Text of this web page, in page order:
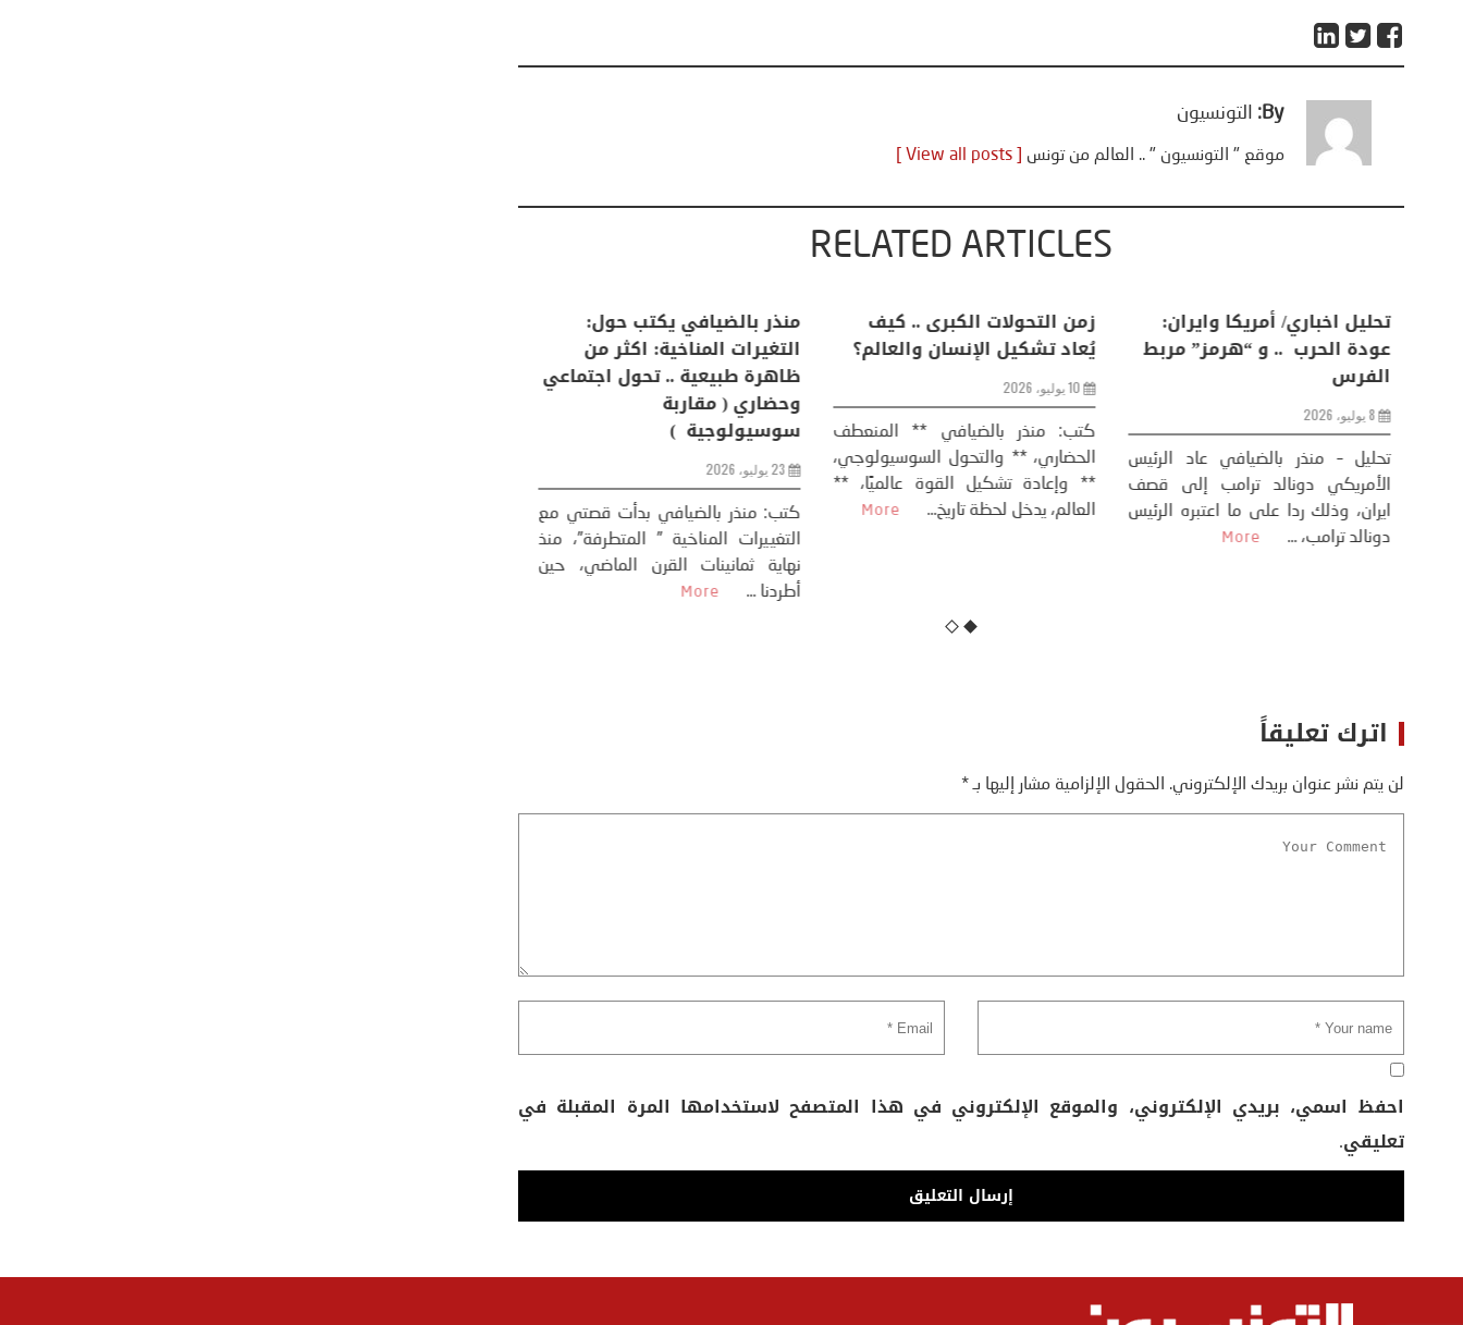
By: التونسيون
موقع " التونسيون " .. العالم من تونس [ View all posts ]
RELATED ARTICLES
منذر بالضيافي يكتب حول:
التغيرات المناخية: اكثر من
ظاهرة طبيعية .. تحول اجتماعي
وحضاري ( مقاربة
سوسيولوجية )
23 يوليو، 2026
كتب: منذر بالضيافي بدأت قصتي مع
التغييرات المناخية ” المتطرفة”، منذ
نهاية ثمانينات القرن الماضي، حين
أطردنا ...
More
زمن التحولات الكبرى .. كيف
يُعاد تشكيل الإنسان والعالم؟
10 يوليو، 2026
كتب: منذر بالضيافي ** المنعطف
الحضاري، ** والتحول السوسيولوجي،
** وإعادة تشكيل القوة عالميًا، **
العالم، يدخل لحظة تاريخ...
More
تحليل اخباري/ أمريكا وايران:
عودة الحرب .. و “هرمز” مربط
الفرس
8 يوليو، 2026
تحليل – منذر بالضيافي عاد الرئيس
الأمريكي دونالد ترامب إلى قصف
ايران، وذلك ردا على ما اعتبره الرئيس
دونالد ترامب، ...
More
اترك تعليقاً
لن يتم نشر عنوان بريدك الإلكتروني. الحقول الإلزامية مشار إليها بـ*
احفظ اسمي، بريدي الإلكتروني، والموقع الإلكتروني في هذا المتصفح لاستخدامها المرة المقبلة في
تعليقي.